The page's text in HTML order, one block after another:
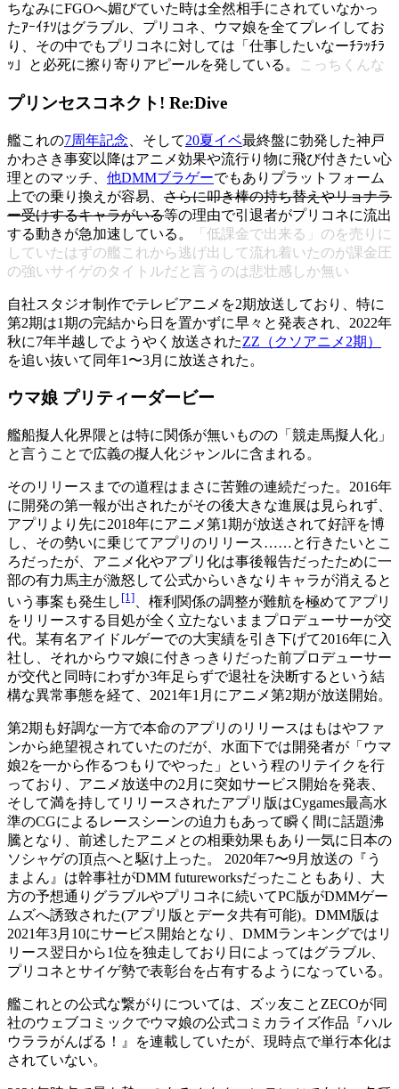
ちなみにFGOへ媚びていた時は全然相手にされていなかっ
たｱｰｲﾁｿはグラブル、プリコネ、ウマ娘を全てプレイしてお
り、その中でもプリコネに対しては「仕事したいなーﾁﾗｯﾁﾗ
ｯ」と必死に擦り寄りアピールを発している。
こっちくんな
プリンセスコネクト! Re:Dive
艦これの7周年記念 、そして20夏イベ最終盤に勃発した神戸
かわさき事変以降はアニメ効果や流行り物に飛び付きたい心
理とのマッチ、 他DMMブラゲーでもありプラットフォーム
上での乗り換えが容易、 さらに叩き棒の持ち替えやリョナラ
ー受けするキャラがいる等の理由で引退者がプリコネに流出
する動きが急加速している。
「低課金で出来る」のを売りに
していたはずの艦これから逃げ出して流れ着いたのが課金圧
の強いサイゲのタイトルだと言うのは悲壮感しか無い
自社スタジオ制作でテレビアニメを2期放送しており、特に
第2期は1期の完結から日を置かずに早々と発表され、2022年
秋に7年半越しでようやく放送されたZZ（クソアニメ2期）
を追い抜いて同年1〜3月に放送された。
ウマ娘 プリティーダービー
艦船擬人化界隈とは特に関係が無いものの「競走馬擬人化」
と言うことで広義の擬人化ジャンルに含まれる。
そのリリースまでの道程はまさに苦難の連続だった。2016年
に開発の第一報が出されたがその後大きな進展は見られず、
アプリより先に2018年にアニメ第1期が放送されて好評を博
し、その勢いに乗じてアプリのリリース……と行きたいとこ
ろだったが、アニメ化やアプリ化は事後報告だったために一
部の有力馬主が激怒して公式からいきなりキャラが消えると
いう事案も発生し [1] 、権利関係の調整が難航を極めてアプリ
をリリースする目処が全く立たないままプロデューサーが交
代。某有名アイドルゲーでの大実績を引き下げて2016年に入
社し、それからウマ娘に付きっきりだった前プロデューサー
が交代と同時にわずか3年足らずで退社を決断するという結
構な異常事態を経て、2021年1月にアニメ第2期が放送開始。
第2期も好調な一方で本命のアプリのリリースはもはやファ
ンから絶望視されていたのだが、水面下では開発者が「ウマ
娘2を一から作るつもりでやった」という程のリテイクを行
っており、アニメ放送中の2月に突如サービス開始を発表、
そして満を持してリリースされたアプリ版はCygames最高水
準のCGによるレースシーンの迫力もあって瞬く間に話題沸
騰となり、前述したアニメとの相乗効果もあり一気に日本の
ソシャゲの頂点へと駆け上った。 2020年7〜9月放送の『う
まよん』は幹事社がDMM futureworksだったこともあり、大
方の予想通りグラブルやプリコネに続いてPC版がDMMゲー
ムズへ誘致された(アプリ版とデータ共有可能)。DMM版は
2021年3月10にサービス開始となり、DMMランキングではリ
リース翌日から1位を独走しており日によってはグラブル、
プリコネとサイゲ勢で表彰台を占有するようになっている。
艦これとの公式な繋がりについては、ズッ友ことZECOが同
社のウェブコミックでウマ娘の公式コミカライズ作品『ハル
ウララがんばる！』を連載していたが、現時点で単行本化は
されていない。